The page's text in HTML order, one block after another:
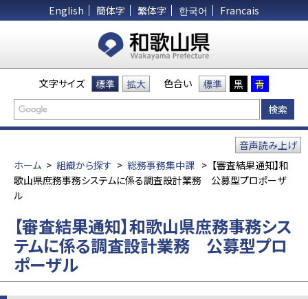
English 簡体字 繁体字 한국어 Francais
文字サイズ 標準 拡大 色合い 標準 黒 青
ホーム > 組織から探す > 総務事務集中課 > 【審査結果通知】和
歌山県庶務事務システムに係る調査設計業務 公募型プロポーザ
ル
音声読み上げ
【審査結果通知】和歌山県庶務事務シス
テムに係る調査設計業務 公募型プロ
ポーザル